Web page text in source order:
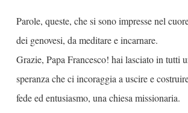
Parole, queste, che si sono impresse nel
dei genovesi, da meditare e incarnare.
Grazie, Papa Francesco! hai lasciato in tutti
speranza che ci incoraggia a uscire e
fede ed entusiasmo, una chiesa missionaria.